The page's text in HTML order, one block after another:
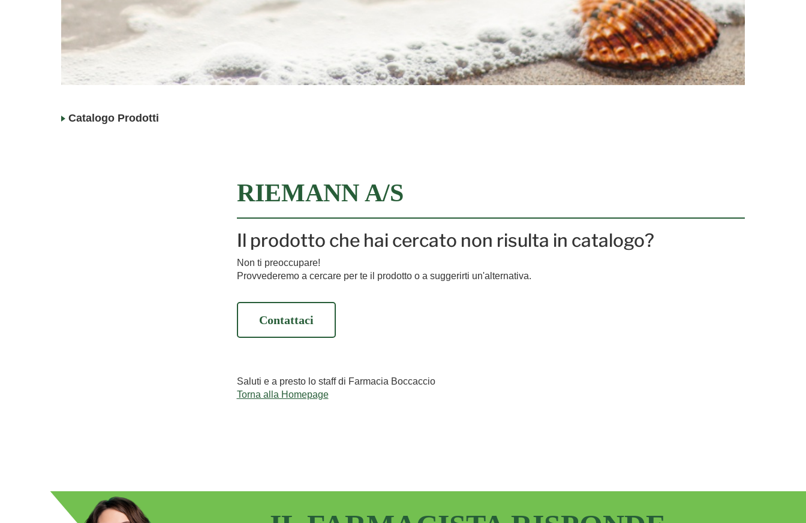
Catalogo Prodotti
RIEMANN A/S
Il prodotto che hai cercato non risulta in catalogo?
Non ti preoccupare!
Provvederemo a cercare per te il prodotto o a suggerirti un'alternativa.
Contattaci
Saluti e a presto lo staff di Farmacia Boccaccio
Torna alla Homepage